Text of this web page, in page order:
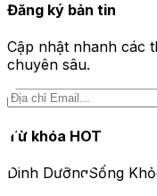
Đăng ký bản tin
Cập nhật nhanh các
chuyên sâu.
Từ khóa HOT
Dinh DưỡngSống